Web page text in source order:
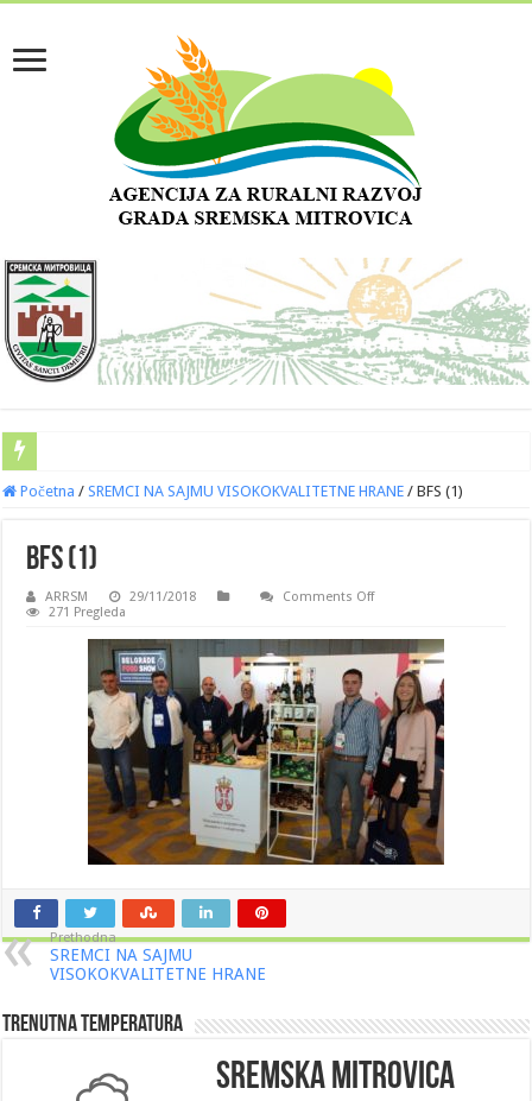
Početna / SREMCI NA SAJMU VISOKOKVALITETNE HRANE / BFS (1)
BFS (1)
ARRSM 29/11/2018 Comments Offon
271 Pregleda
Prethodna
SREMCI NA SAJMU
VISOKOKVALITETNE HRANE
Trenutna Temperatura
Sremska Mitrovica